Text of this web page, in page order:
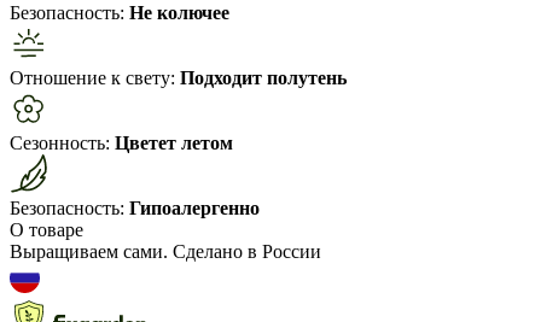
Безопасность: Не колючее
Отношение к свету: Подходит полутень
Сезонность: Цветет летом
Безопасность: Гипоалергенно
О товаре
Выращиваем сами. Сделано в России